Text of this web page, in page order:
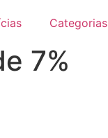
Categorias
7%